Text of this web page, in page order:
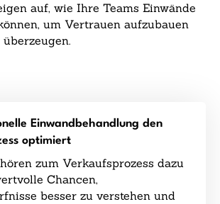
auf, wie Ihre Teams Einwände
um Vertrauen aufzubauen
Einwandbehandlung den
optimiert
zum Verkaufsprozess dazu
Chancen,
besser zu verstehen und